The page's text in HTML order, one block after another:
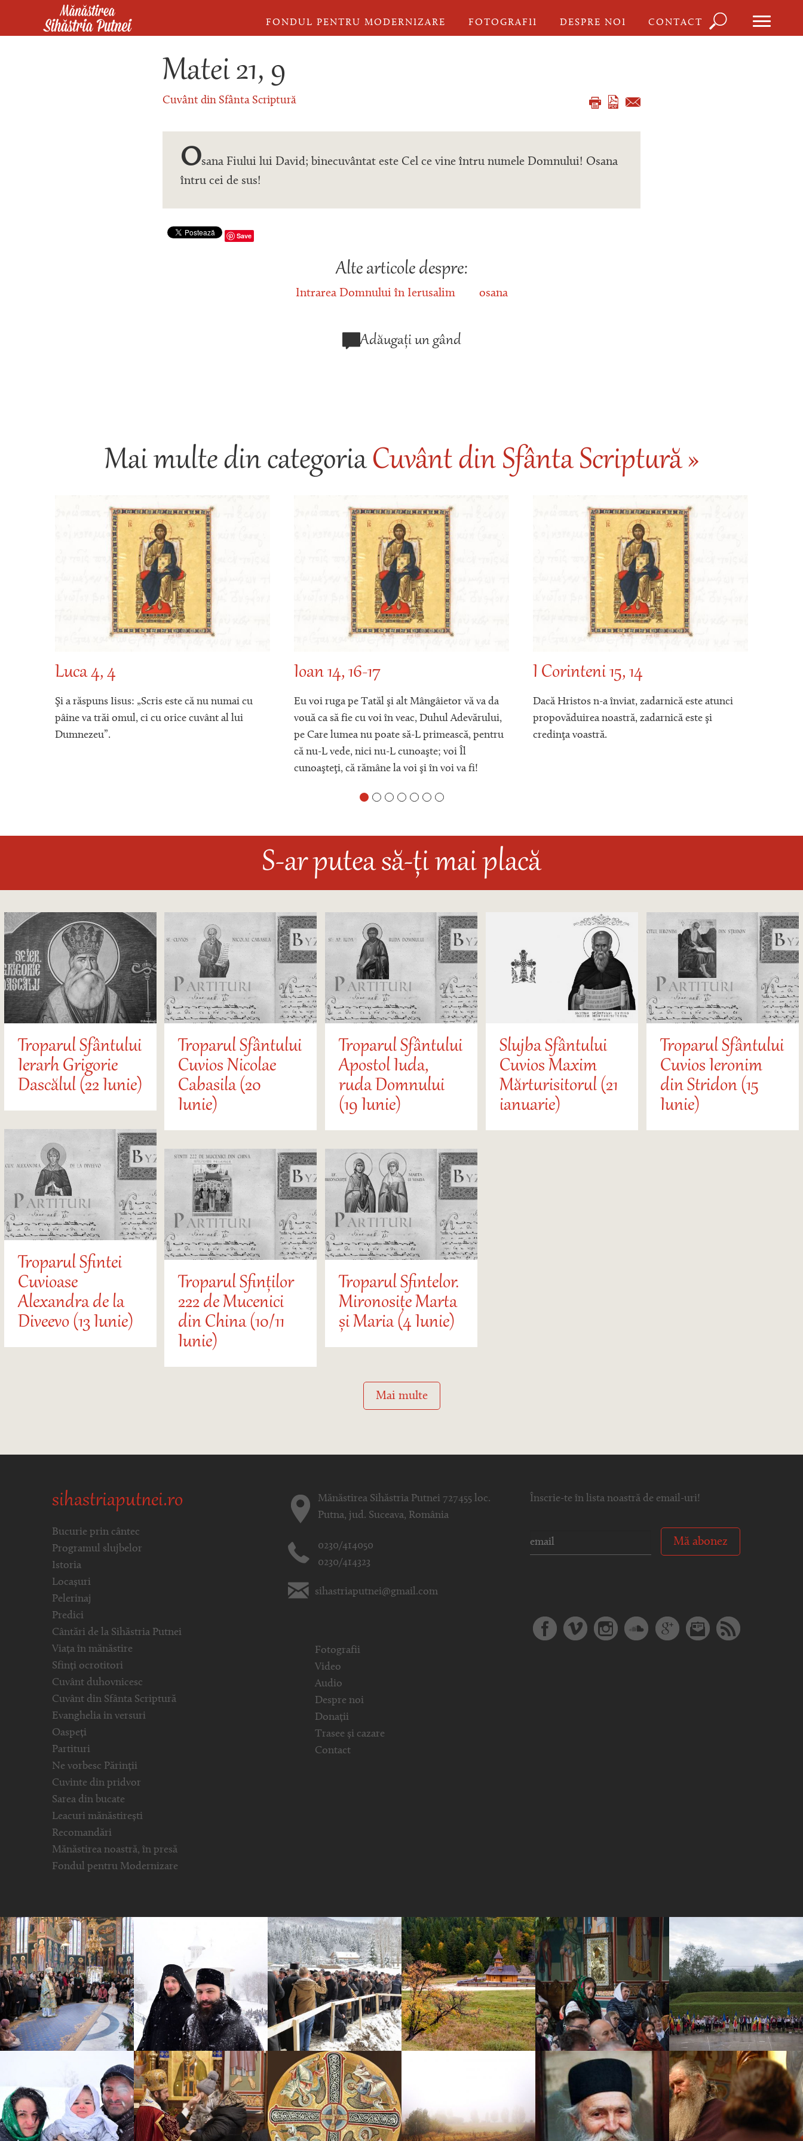
Mergi la conţinutul principal
FONDUL PENTRU MODERNIZARE FOTOGRAFII DESPRE NOI CONTACT
Matei 21, 9
Cuvânt din Sfânta Scriptură
Osana Fiului lui David; binecuvântat este Cel ce vine întru numele Domnului! Osana
întru cei de sus!
Save
Alte articole despre:
Intrarea Domnului în Ierusalim osana
Adăugați un gând
Mai multe din categoriaCuvânt din Sfânta Scriptură »
Luca 4, 4
Şi a răspuns Iisus: „Scris este că nu numai cu
pâine va trăi omul, ci cu orice cuvânt al lui
Dumnezeu”.
Ioan 14, 16-17
Eu voi ruga pe Tatăl şi alt Mângâietor vă va da
vouă ca să fie cu voi în veac, Duhul Adevărului,
pe Care lumea nu poate să-L primească, pentru
că nu-L vede, nici nu-L cunoaşte; voi Îl
cunoaşteţi, că rămâne la voi şi în voi va fi!
I Corinteni 15, 14
Dacă Hristos n-a înviat, zadarnică este atunci
propovăduirea noastră, zadarnică este şi
credinţa voastră.
S-ar putea să-ți mai placă
Troparul Sfântului
Ierarh Grigorie
Dascălul (22 Iunie)
Troparul Sfântului
Cuvios Nicolae
Cabasila (20
Iunie)
Troparul Sfântului
Apostol Iuda,
ruda Domnului
(19 Iunie)
Slujba Sfântului
Cuvios Maxim
Mărturisitorul (21
ianuarie)
Troparul Sfântului
Cuvios Ieronim
din Stridon (15
Iunie)
Troparul Sfintei
Cuvioase
Alexandra de la
Diveevo (13 Iunie)
Troparul Sfinților
222 de Mucenici
din China (10/11
Iunie)
Troparul Sfintelor.
Mironosițe Marta
și Maria (4 Iunie)
Mai multe
sihastriaputnei.ro
Bucurie prin cântec
Programul slujbelor
Istoria
Locașuri
Pelerinaj
Predici
Cântări de la Sihăstria Putnei
Viața în mănăstire
Sfinți ocrotitori
Cuvânt duhovnicesc
Cuvânt din Sfânta Scriptură
Evanghelia in versuri
Oaspeți
Partituri
Ne vorbesc Părinții
Cuvinte din pridvor
Sarea din bucate
Leacuri mănăstirești
Recomandări
Mănăstirea noastră, în presă
Fondul pentru Modernizare
Mănăstirea Sihăstria Putnei 727455 loc.
Putna, jud. Suceava, România
0230/414050
0230/414323
sihastriaputnei@gmail.com
Fotografii
Video
Audio
Despre noi
Donații
Trasee și cazare
Contact
Înscrie-te în lista noastră de email-uri!
Mă abonez